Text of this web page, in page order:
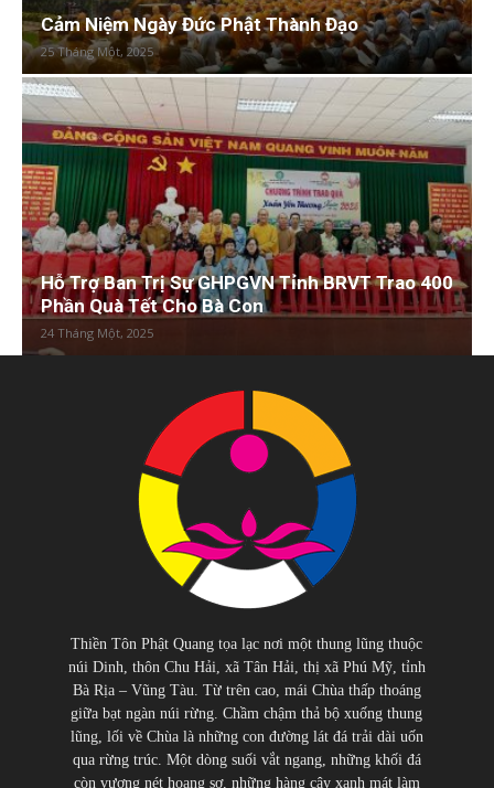
Cảm Niệm Ngày Đức Phật Thành Đạo
25 Tháng Một, 2025
Hỗ Trợ Ban Trị Sự GHPGVN Tỉnh BRVT Trao 400
Phần Quà Tết Cho Bà Con
24 Tháng Một, 2025
Thiền Tôn Phật Quang tọa lạc nơi một thung lũng thuộc
núi Dinh, thôn Chu Hải, xã Tân Hải, thị xã Phú Mỹ, tỉnh
Bà Rịa – Vũng Tàu. Từ trên cao, mái Chùa thấp thoáng
giữa bạt ngàn núi rừng. Chầm chậm thả bộ xuống thung
lũng, lối về Chùa là những con đường lát đá trải dài uốn
qua rừng trúc. Một dòng suối vắt ngang, những khối đá
còn vương nét hoang sơ, những hàng cây xanh mát làm